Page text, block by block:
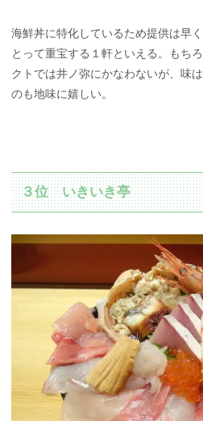
海鮮丼に特化しているため提供は早
とって重宝する１軒といえる。もち
クトでは井ノ弥にかなわないが、味
のも地味に嬉しい。
３位 いきいき亭